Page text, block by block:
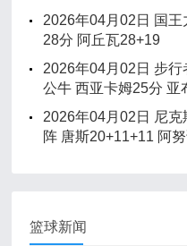
2026年04月02日 国
28分 阿丘瓦28+19
2026年04月02日 步
公牛 西亚卡姆25分 亚
2026年04月02日 尼
阵 唐斯20+11+11 阿
篮球新闻